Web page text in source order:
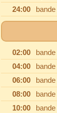
24:00
02:00
04:00
06:00
08:00
10:00